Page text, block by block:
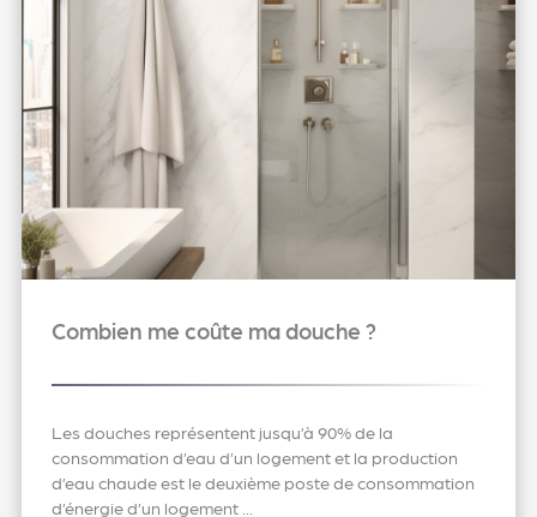
Combien me coûte ma douche ?
Les douches représentent jusqu’à 90% de la
consommation d’eau d’un logement et la production
d’eau chaude est le deuxième poste de consommation
d’énergie d’un logement ...